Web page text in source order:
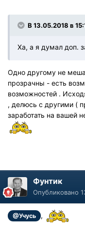
В 13.05.2018 в
Ха, а я думал доп.
Одно другому не
прозрачны - есть
возможностей .
, делюсь с другими (
заработать на вашей
Фунтик
Опубликовано
@Учусь ,